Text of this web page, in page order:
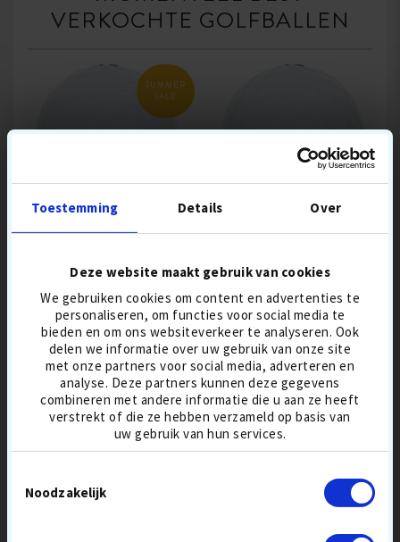
Toestemming Details Over
Deze website maakt gebruik van cookies
We gebruiken cookies om content en advertenties te
personaliseren, om functies voor social media te
bieden en om ons websiteverkeer te analyseren. Ook
delen we informatie over uw gebruik van onze site
met onze partners voor social media, adverteren en
analyse. Deze partners kunnen deze gegevens
combineren met andere informatie die u aan ze heeft
verstrekt of die ze hebben verzameld op basis van
uw gebruik van hun services.
Noodzakelijk
VERKOCHTE GOLFBALLEN
SUMMER
SALE
LAKEBALLS
30,90 € 36,90
BESTSELLER 4 AUG
AFSTANDSBALLEN
BALLENMIX
IN DE WINKELWAGEN
TITLEIST PRO V1
30,90 €
BESTSELLER 4 AUG
3-DELIG
BALVLUCHT-NORMAAL
GREENSPIN HOOG
URETHAAN BUITENSTE SCHIL
TOURBALLEN
COMPRESSIE-GEMIDDELD
IN DE WINKELWAGEN
SALE